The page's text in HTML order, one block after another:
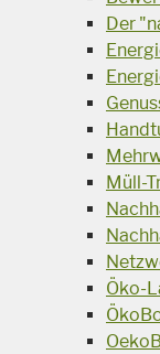
Der
Müll-
Öko-